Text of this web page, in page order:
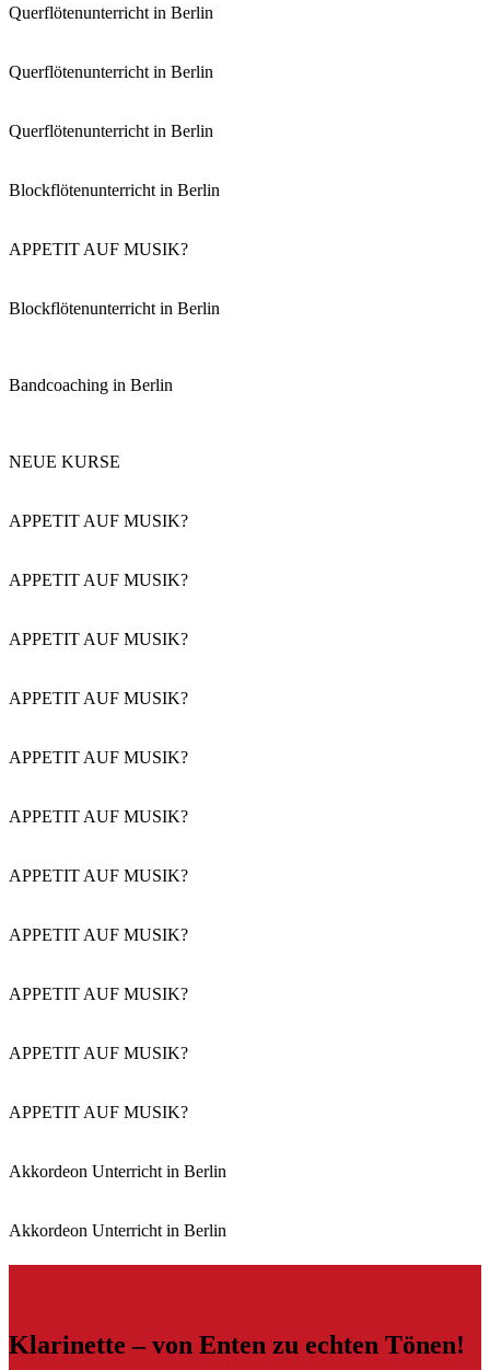
Querflötenunterricht in Berlin
Querflötenunterricht in Berlin
Querflötenunterricht in Berlin
Blockflötenunterricht in Berlin
APPETIT AUF MUSIK?
Blockflötenunterricht in Berlin
Bandcoaching in Berlin
NEUE KURSE
APPETIT AUF MUSIK?
APPETIT AUF MUSIK?
APPETIT AUF MUSIK?
APPETIT AUF MUSIK?
APPETIT AUF MUSIK?
APPETIT AUF MUSIK?
APPETIT AUF MUSIK?
APPETIT AUF MUSIK?
APPETIT AUF MUSIK?
APPETIT AUF MUSIK?
APPETIT AUF MUSIK?
Akkordeon Unterricht in Berlin
Akkordeon Unterricht in Berlin
Klarinette – von Enten zu echten Tönen!